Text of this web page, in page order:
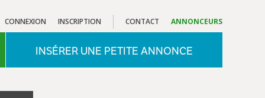
CONTACT ANNONCEURS
CONNEXION INSCRIPTION
INSÉRER UNE PETITE ANNONCE